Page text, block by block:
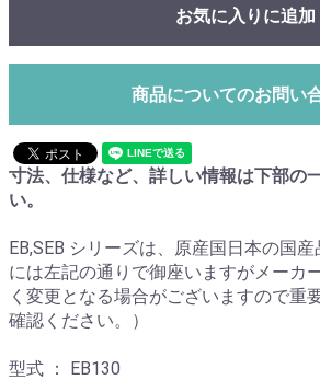
お気に入りに追加
商品についてのお問い
寸法、仕様など、詳しい情報は下部の
い。
EB,SEB シリーズは、原産国日本の国
には左記の通りで御座いますがメーカ
く変更となる場合がございますので重
確認ください。）
型式 ： EB130